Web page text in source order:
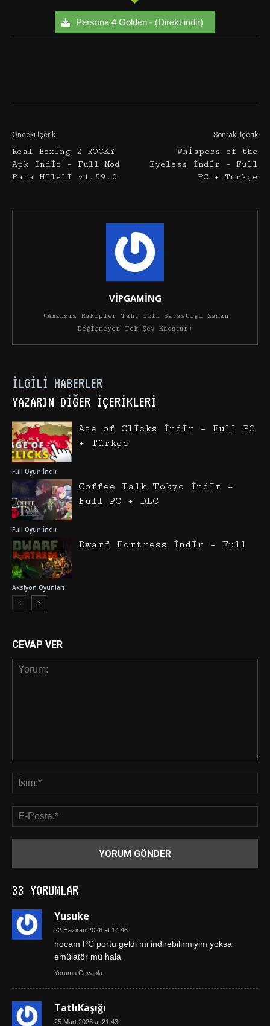
Persona 4 Golden - (Direkt indir)
Önceki İçerik
Real Boxing 2 ROCKY
Apk İndir – Full Mod
Para Hileli v1.59.0
Sonraki İçerik
Whispers of the
Eyeless İndir – Full
PC + Türkçe
VİPGAMİNG
(Amansız Rakipler Taht İçin Savaştığı Zaman
Değişmeyen Tek Şey Kaostur)
İLGILI HABERLER
YAZARIN DIĞER İÇERIKLERI
Full Oyun İndir
Age of Clicks İndir – Full PC
+ Türkçe
Full Oyun İndir
Coffee Talk Tokyo İndir –
Full PC + DLC
Aksiyon Oyunları
Dwarf Fortress İndir – Full
CEVAP VER
33 YORUMLAR
Yusuke
22 Haziran 2026 at 14:46
hocam PC portu geldi mi indirebilirmiyim yoksa
emülatör mü hala
Yorumu Cevapla
TatlıKaşığı
25 Mart 2026 at 21:43